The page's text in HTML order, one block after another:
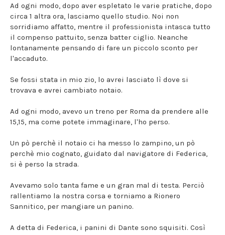
Ad ogni modo, dopo aver espletato le varie pratiche, dopo
circa 1 altra ora, lasciamo quello studio. Noi non
sorridiamo affatto, mentre il professionista intasca tutto
il compenso pattuito, senza batter ciglio. Neanche
lontanamente pensando di fare un piccolo sconto per
l'accaduto.
Se fossi stata in mio zio, lo avrei lasciato lì dove si
trovava e avrei cambiato notaio.
Ad ogni modo, avevo un treno per Roma da prendere alle
15,15, ma come potete immaginare, l'ho perso.
Un pò perchè il notaio ci ha messo lo zampino, un pò
perchè mio cognato, guidato dal navigatore di Federica,
si è perso la strada.
Avevamo solo tanta fame e un gran mal di testa. Perciò
rallentiamo la nostra corsa e torniamo a Rionero
Sannitico, per mangiare un panino.
A detta di Federica, i panini di Dante sono squisiti. Così